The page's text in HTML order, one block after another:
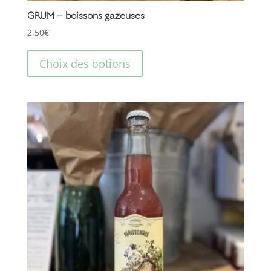
GRUM – boissons gazeuses
2,50€
Choix des options
a
variations.
Les
options
peuvent
choisies
sur
la
page
du